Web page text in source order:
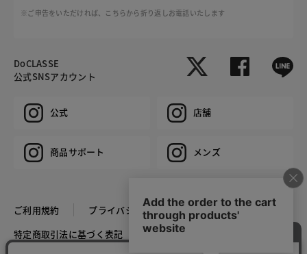
※ご申告をいただければ、こちらから折り返しお電話いたします
DoCLASSE
公式SNSアカウント
公式 店舗
商品サポート メンズ
ご利用規約
プライバシーポリシー
特定商取引法に基づく表記
推奨環境